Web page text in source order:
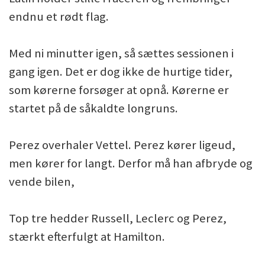
endnu et rødt flag.
Med ni minutter igen, så sættes sessionen i
gang igen. Det er dog ikke de hurtige tider,
som kørerne forsøger at opnå. Kørerne er
startet på de såkaldte longruns.
Perez overhaler Vettel. Perez kører ligeud,
men kører for langt. Derfor må han afbryde og
vende bilen,
Top tre hedder Russell, Leclerc og Perez,
stærkt efterfulgt at Hamilton.